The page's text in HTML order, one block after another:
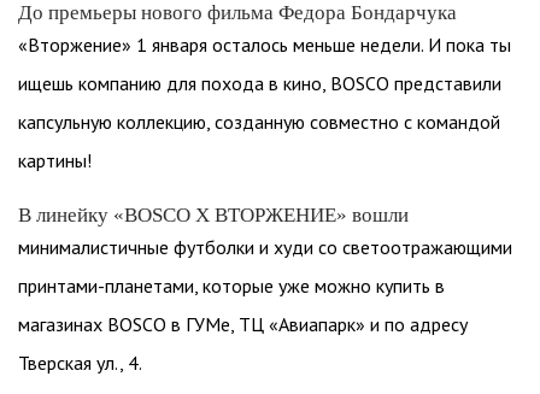
До премьеры нового фильма Федора Бондарчука
«Вторжение» 1 января осталось меньше недели. И пока ты
ищешь компанию для похода в кино, BOSCO представили
капсульную коллекцию, созданную совместно с командой
картины!
В линейку «BOSCO X ВТОРЖЕНИЕ» вошли
минималистичные футболки и худи со светоотражающими
принтами-планетами, которые уже можно купить в
магазинах BOSCO в ГУМе, ТЦ «Авиапарк» и по адресу
Тверская ул., 4.